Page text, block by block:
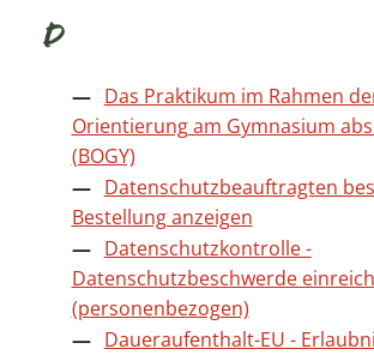
D
Das Praktikum im Rahmen
Orientierung am Gymnasium
(BOGY)
Datenschutzbeauftragten
Bestellung anzeigen
Datenschutzkontrolle -
Datenschutzbeschwerde
(personenbezogen)
Daueraufenthalt-EU -